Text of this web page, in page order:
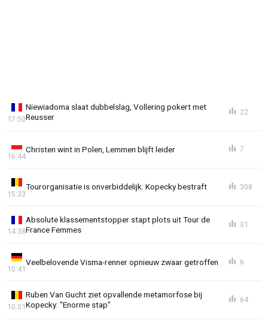
Niewiadoma slaat dubbelslag, Vollering pokert met
Reusser
17:50
22
Christen wint in Polen, Lemmen blijft leider
16:44
7
Tourorganisatie is onverbiddelijk: Kopecky bestraft
15:33
308
Absolute klassementstopper stapt plots uit Tour de
France Femmes
14:38
31
Veelbelovende Visma-renner opnieuw zwaar getroffen
10:41
6
Ruben Van Gucht ziet opvallende metamorfose bij
Kopecky: "Enorme stap"
10:01
64